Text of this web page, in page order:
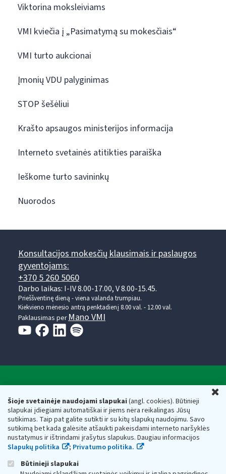
Šioje svetainėje naudojami slapukai(angl. cookies). Būtinieji
slapukai įdiegiami automatiškai ir jiems nėra reikalingas Jūsų
sutikimas. Taip pat galite sutikti ir su kitų slapukų naudojimu. Savo
sutikimą bet kada galėsite atšaukti pakeisdami interneto naršyklės
nustatymus ir ištrindami įrašytus slapukus. Daugiau informacijos
Slapukų politika
; Privatumo politika.
Būtinieji slapukai
Viktorina moksleiviams
VMI kviečia į „Pasimatymą su mokesčiais“
VMI turto aukcionai
Įmonių VDU palyginimas
STOP šešėliui
Krašto apsaugos ministerijos informacija
Interneto svetainės atitikties paraiška
Ieškome turto savininkų
Nuorodos
Konsultacijos mokesčių klausimais ir paslaugos
gyventojams:
+370 5 260 5060
Darbo laikas: I-IV 8.00-17.00, V 8.00-15.45.
Prieššventinę dieną - viena valanda trumpiau.
Kiekvieno mėnesio antrą penktadienį 8.00 val. - 12.00 val.
Paklausimas per Mano VMI
Respublikos finansų ministerijos
Biudžetinė įstaiga. Juridinio asmens kodas — 188659752,
adresas: Vasario 16-osios g. 14, 01107 Vilnius, Lietuva, el.paštas:
vmi@vmi.lt, E. pristatymo dėžutės adresas 188659752
Duomenys apie Valstybinę mokesčių inspekciją prie Lietuvos
Respublikos finansų ministerijos kaupiami ir saugomi Juridinių